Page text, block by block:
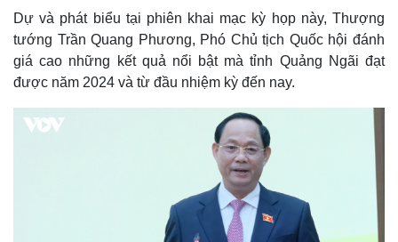
Dự và phát biểu tại phiên khai mạc kỳ họp này, Thượng
tướng Trần Quang Phương, Phó Chủ tịch Quốc hội đánh
giá cao những kết quả nổi bật mà tỉnh Quảng Ngãi đạt
được năm 2024 và từ đầu nhiệm kỳ đến nay.